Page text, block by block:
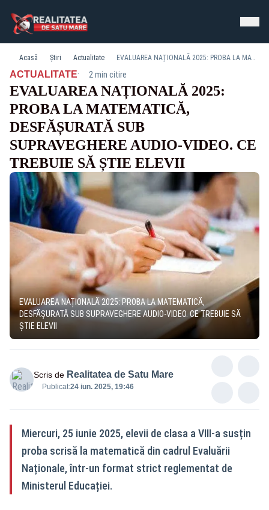
Acasă Știri Actualitate EVALUAREA NAȚIONALĂ 2025: PROBA LA MATEMATICĂ, DESFĂȘURATĂ SUB SUPRAVEGHERE AUDIO-VIDEO. CE TREBUIE SĂ ȘTIE ELEVII
ACTUALITATE· 2 min citire
EVALUAREA NAȚIONALĂ 2025:
PROBA LA MATEMATICĂ,
DESFĂȘURATĂ SUB
SUPRAVEGHERE AUDIO-VIDEO. CE
TREBUIE SĂ ȘTIE ELEVII
EVALUAREA NAȚIONALĂ 2025: PROBA LA MATEMATICĂ,
DESFĂȘURATĂ SUB SUPRAVEGHERE AUDIO-VIDEO. CE TREBUIE SĂ
ȘTIE ELEVII
Scris de Realitatea de Satu Mare
Publicat:24 iun. 2025, 19:46
Miercuri, 25 iunie 2025, elevii de clasa a VIII-a susțin
proba scrisă la matematică din cadrul Evaluării
Naționale, într-un format strict reglementat de
Ministerul Educației.